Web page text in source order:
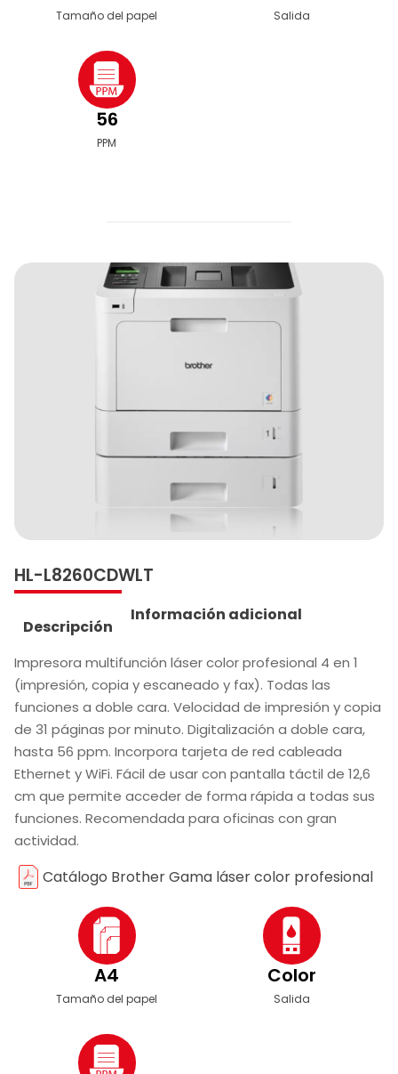
Tamaño del papel Salida
56
PPM
HL-L8260CDWLT
Descripción
Información adicional
Impresora multifunción láser color profesional 4 en 1
(impresión, copia y escaneado y fax). Todas las
funciones a doble cara. Velocidad de impresión y copia
de 31 páginas por minuto. Digitalización a doble cara,
hasta 56 ppm. Incorpora tarjeta de red cableada
Ethernet y WiFi. Fácil de usar con pantalla táctil de 12,6
cm que permite acceder de forma rápida a todas sus
funciones. Recomendada para oficinas con gran
actividad.
Catálogo Brother Gama láser color profesional
A4
Tamaño del papel
Color
Salida